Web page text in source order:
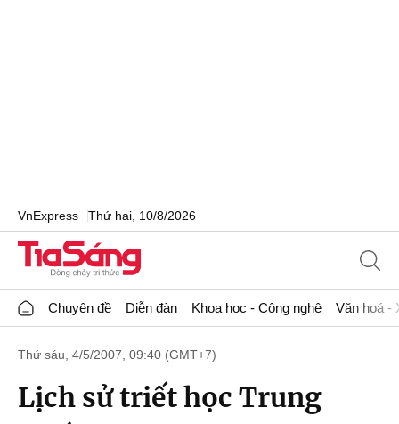
VnExpress Thứ hai, 10/8/2026
Chuyên đề Diễn đàn Khoa học - Công nghệ Văn hoá -
Thứ sáu, 4/5/2007, 09:40 (GMT+7)
Lịch sử triết học Trung